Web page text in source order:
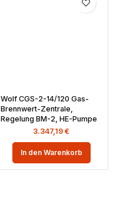
Wolf CGS-2-14/120 Gas-
Brennwert-Zentrale,
Regelung BM-2, HE-Pumpe
3.347,19 €
In den Warenkorb